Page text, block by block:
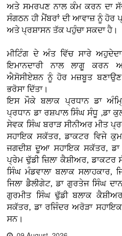
ਅਤੇ ਸਮਰਪਣ ਨਾਲ ਕੰਮ ਕਰਨ ਦਾ
ਸੰਗਠਨ ਹੀ ਮੈਂਬਰਾਂ ਦੀ ਆਵਾਜ਼ ਨੂੰ ਹੋਰ
ਅਤੇ ਪ੍ਰਸ਼ਾਸਨ ਤੱਕ ਪਹੁੰਚਾ ਸਕਦਾ ਹੈ।
ਮੀਟਿੰਗ ਦੇ ਅੰਤ ਵਿੱਚ ਸਾਰੇ
ਇਮਾਨਦਾਰੀ ਨਾਲ ਲਾਗੂ ਕਰਨ
ਐਸੋਸੀਏਸ਼ਨ ਨੂੰ ਹੋਰ ਮਜ਼ਬੂਤ
ਭਰੋਸਾ ਦਿੱਤਾ।
ਇਸ ਮੌਕੇ ਬਲਾਕ ਪ੍ਰਧਾਨ ਡਾ
ਪ੍ਰਧਾਨ ਡਾ ਰਸ਼ਪਾਲ ਸਿੰਘ ਸੰਧੂ ,ਡਾ
ਸੇਵਕ ਸਿੰਘ ਬਰਾੜ ਸੀਨੀਅਰ ਮੀਤ
ਸਹਾਇਕ ਸਕੱਤਰ, ਡਾਕਟਰ ਵਿਜੇ
ਜਗਦੀਸ਼ ਦੂਆ ਸਹਾਇਕ ਸਕੱਤਰ, ਡਾ
ਪ੍ਰੇਮ ਢੁੱਡੀ ਜ਼ਿਲਾ ਕੈਸ਼ੀਅਰ, ਡਾਕਟਰ
ਸਿੰਘ ਮੰਡਵਾਲਾ ਬਲਾਕ ਸਲਾਹਕਾਰ,
ਜਿਲਾ ਡੈਲੀਗੇਟ, ਡਾ ਗੁਰਤੇਜ ਸਿੰਘ
ਗੁਰਮੀਤ ਸਿੰਘ ਢੁੱਡੀ ਬਲਾਕ
ਸਕੱਤਰ, ਡਾ ਰਜਿੰਦਰ ਅਰੋੜਾ
ਸਨ।